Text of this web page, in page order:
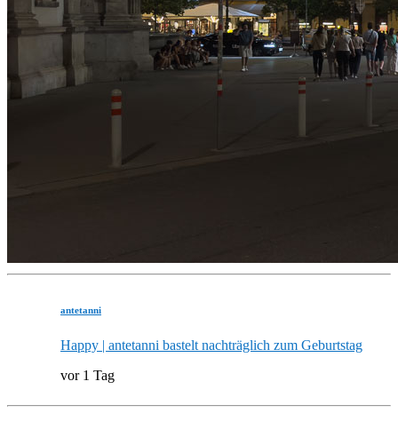
antetanni
Happy | antetanni bastelt nachträglich zum Geburtstag
vor 1 Tag